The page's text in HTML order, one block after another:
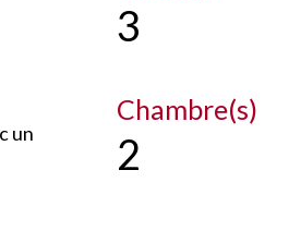
un
3
Chambre(s)
2